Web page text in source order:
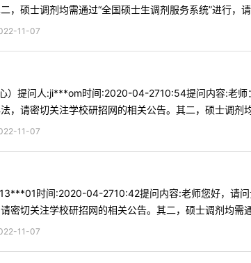
，硕士调剂均需通过“全国硕士生调剂服务系统”进行，
11-07
）提问人:ji***om时间:2020-04-2710:54提问内容:老
，请密切关注学校研招网的相关公告。其二，硕士调剂
11-07
时间:2020-04-2710:42提问内容:老师您好，请问
密切关注学校研招网的相关公告。其二，硕士调剂均需
11-07